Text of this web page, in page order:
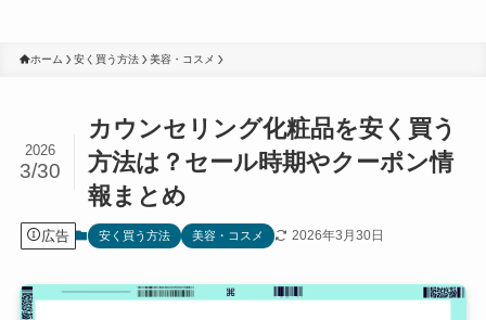
ホーム 安く買う方法 美容・コスメ
カウンセリング化粧品を安く買う
方法は？セール時期やクーポン情
報まとめ
2026
3/30
広告 安く買う方法 美容・コスメ 2026年3月30日